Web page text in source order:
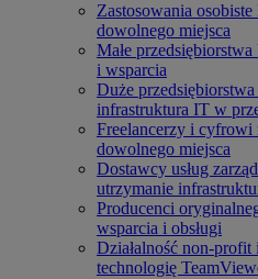
Zastosowania osobiste
dowolnego miejsca
Małe przedsiębiorstwa
i wsparcia
Duże przedsiębiorstwa
infrastruktura IT w
Freelancerzy i cyfrowi
dowolnego miejsca
Dostawcy usług
utrzymanie
Producenci
wsparcia i obsługi
Działalność non-profit
technologię